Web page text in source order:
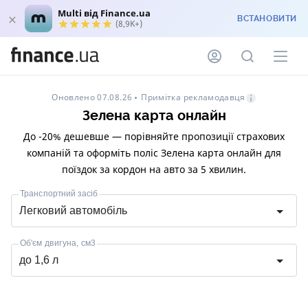
Multi від Finance.ua
(8,9K+) ВСТАНОВИТИ
Оновлено 07.08.26 Примітка рекламодавця
Зелена карта онлайн
До -20% дешевше — порівняйте пропозиції страхових
компаній та оформіть поліс Зелена карта онлайн для
поїздок за кордон на авто за 5 хвилин.
Легковий автомобіль
Транспортний засіб
до 1,6 л
Об'єм двигуна, см3